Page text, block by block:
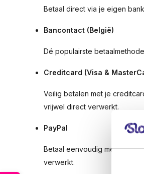
Betaal direct via je eigen
Bancontact (België)
Dé populairste
Creditcard (Visa &
Veilig betalen met je
vrijwel direct verwerkt.
PayPal
Betaal eenvoudig met je
verwerkt.